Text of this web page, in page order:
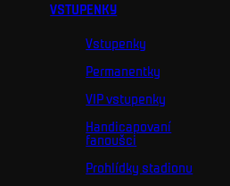
VSTUPENKY
Vstupenky
Permanentky
VIP vstupenky
Handicapovaní
fanoušci
Prohlídky stadionu